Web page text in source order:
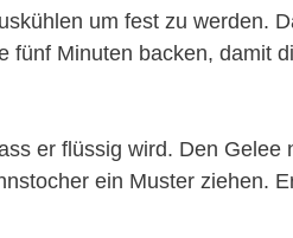
um fest zu werden.
fünf Minuten backen, damit
er flüssig wird. Den Gelee
ein Muster ziehen.